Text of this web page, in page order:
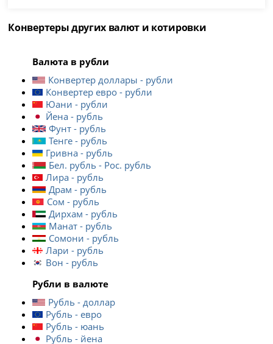
Конвертеры других валют и котировки
Валюта в рубли
Конвертер доллары - рубли
Конвертер евро - рубли
Юани - рубли
Йена - рубль
Фунт - рубль
Тенге - рубль
Гривна - рубль
Бел. рубль - Рос. рубль
Лира - рубль
Драм - рубль
Сом - рубль
Дирхам - рубль
Манат - рубль
Сомони - рубль
Лари - рубль
Вон - рубль
Рубли в валюте
Рубль - доллар
Рубль - евро
Рубль - юань
Рубль - йена